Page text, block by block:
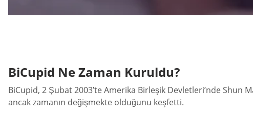
BiCupid Ne Zaman Kuruldu?
BiCupid, 2 Şubat 2003’te Amerika Birleşik Devletleri’nde
ancak zamanın değişmekte olduğunu keşfetti.